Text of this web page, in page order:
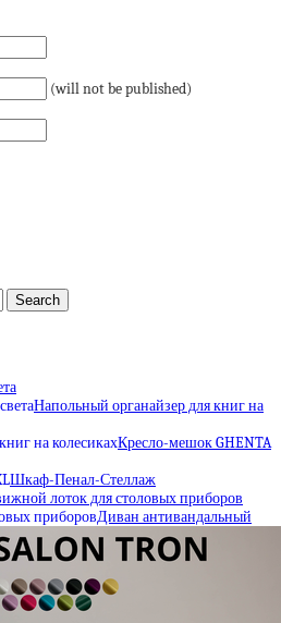
(will not be published)
Напольный органайзер для книг на
Кресло-мешок GHENTA
Шкаф-Пенал-Стеллаж
лоток для столовых приборов
Диван антивандальный